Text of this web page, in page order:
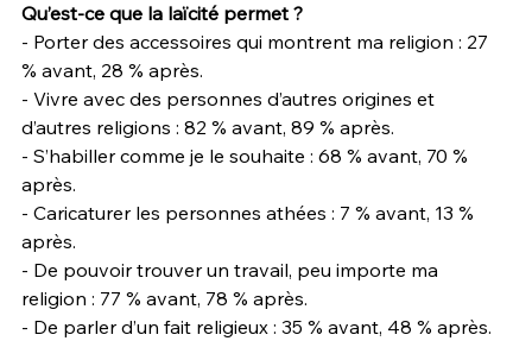
Qu’est-ce que la laïcité permet ?
- Porter des accessoires qui montrent ma religion : 27
% avant, 28 % après.
- Vivre avec des personnes d’autres origines et
d’autres religions : 82 % avant, 89 % après.
- S’habiller comme je le souhaite : 68 % avant, 70 %
après.
- Caricaturer les personnes athées : 7 % avant, 13 %
après.
- De pouvoir trouver un travail, peu importe ma
religion : 77 % avant, 78 % après.
- De parler d’un fait religieux : 35 % avant, 48 % après.